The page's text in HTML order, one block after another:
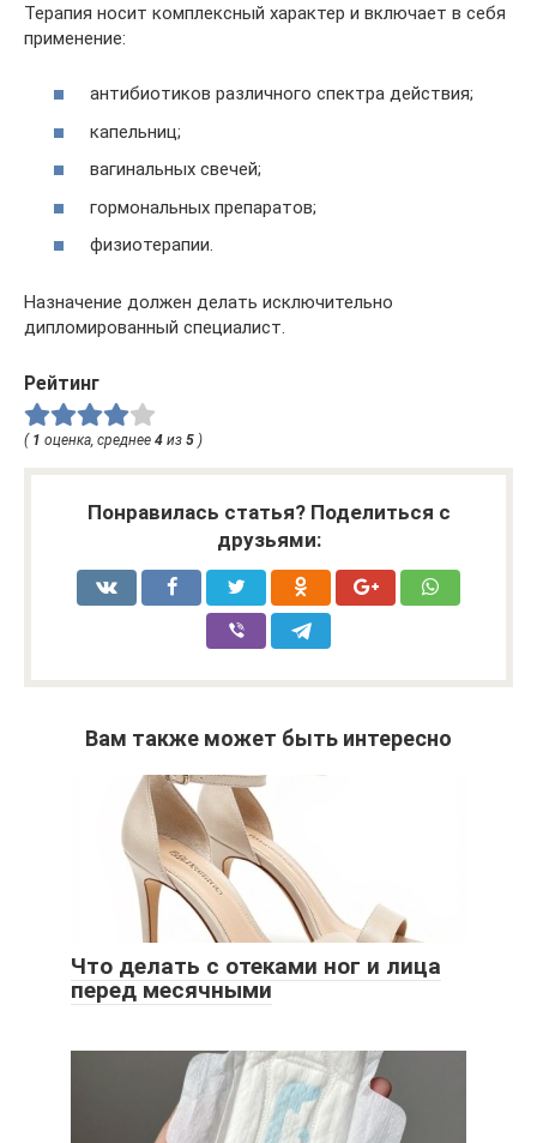
Терапия носит комплексный характер и включает в себя
применение:
антибиотиков различного спектра действия;
капельниц;
вагинальных свечей;
гормональных препаратов;
физиотерапии.
Назначение должен делать исключительно
дипломированный специалист.
Рейтинг
( 1 оценка, среднее 4 из 5 )
Понравилась статья? Поделиться с
друзьями:
Вам также может быть интересно
Что делать с отеками ног и лица
перед месячными